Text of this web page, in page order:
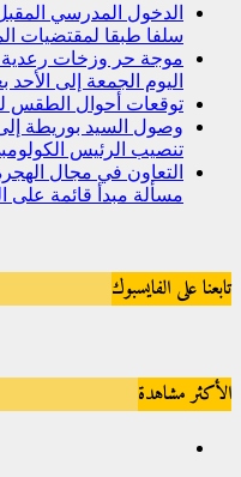
الدخول المدرسي
سلفا طبقا لمقتضیات
موجة حر وزخات رعدية
اليوم الجمعة إلى
توقعات أحوال الطقس
وصول السيد بوريطة
تنصيب الرئيس
التعاون في مجال
مسألة مبدأ قائمة على
تابعنا على الفايسبوك
الأكثر مشاهدة